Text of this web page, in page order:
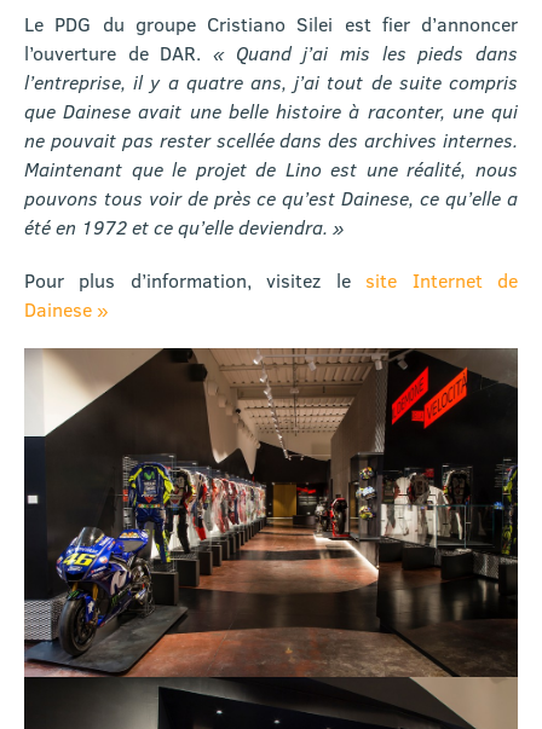
Le PDG du groupe Cristiano Silei est fier d’annoncer
l’ouverture de DAR. « Quand j’ai mis les pieds dans
l’entreprise, il y a quatre ans, j’ai tout de suite compris
que Dainese avait une belle histoire à raconter, une qui
ne pouvait pas rester scellée dans des archives internes.
Maintenant que le projet de Lino est une réalité, nous
pouvons tous voir de près ce qu’est Dainese, ce qu’elle a
été en 1972 et ce qu’elle deviendra. »
Pour plus d’information, visitez le site Internet de
Dainese »